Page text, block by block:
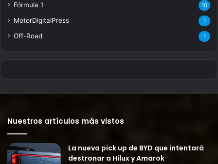
Fórmula 1 10
MotorDigitalPress 1
Off-Road 1
Nuestros artículos más vistos
La nueva pick up de BYD que intentará
destronar a Hilux y Amarok